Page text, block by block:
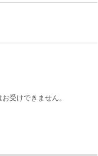
受けできません。